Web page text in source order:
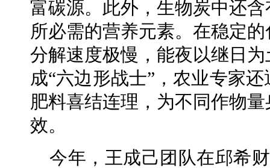
富碳源。此外，生物炭中还
所必需的营养元素。在稳定
分解速度极慢，能夜以继日
成“六边形战士”，农业专家
肥料喜结连理，为不同作物
效。
今年，王成己团队在邱希